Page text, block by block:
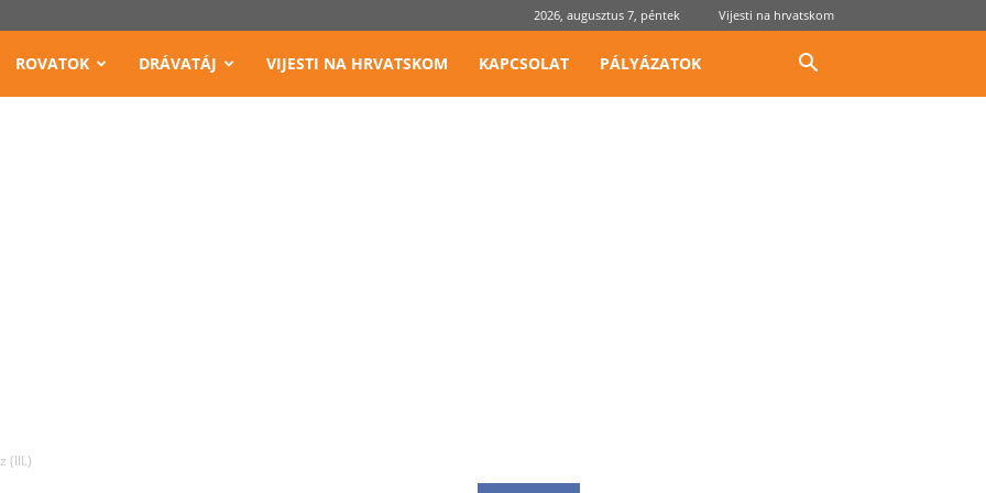
2026, augusztus 7, péntek Vijesti na hrvatskom
ROVATOK DRÁVATÁJ VIJESTI NA HRVATSKOM KAPCSOLAT PÁLYÁZATOK
(III.)